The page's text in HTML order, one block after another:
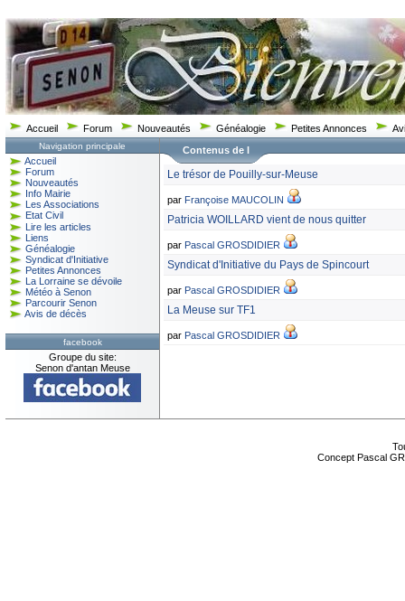
Accueil Forum Nouveautés Généalogie Petites Annonces
Navigation principale
Accueil
Forum
Nouveautés
Info Mairie
Les Associations
Etat Civil
Lire les articles
Liens
Généalogie
Syndicat d'Initiative
Petites Annonces
La Lorraine se dévoile
Météo à Senon
Parcourir Senon
Avis de décès
facebook
Groupe du site:
Senon d'antan Meuse
Contenus de l
Le trésor de Pouilly-sur-Meuse
par Françoise MAUCOLIN
Patricia WOILLARD vient de nous quitter
par Pascal GROSDIDIER
Syndicat d'Initiative du Pays de Spincourt
par Pascal GROSDIDIER
La Meuse sur TF1
par Pascal GROSDIDIER
Concept Pascal